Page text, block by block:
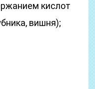
кислот
вишня);